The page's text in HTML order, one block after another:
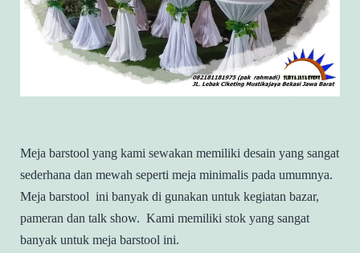
Meja barstool yang kami sewakan memiliki desain yang sangat
sederhana dan mewah seperti meja minimalis pada umumnya.
Meja barstool ini banyak di gunakan untuk kegiatan bazar,
pameran dan talk show. Kami memiliki stok yang sangat
banyak untuk meja barstool ini.